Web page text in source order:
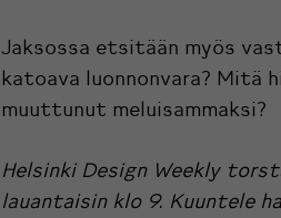
Jaksossa etsitään myös
katoava luonnonvara? Mitä
muuttunut meluisammaksi?
Helsinki Design Weekly
lauantaisin klo 9. Kuuntele